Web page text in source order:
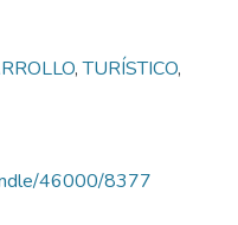
,TURÍSTICO,
46000/8377